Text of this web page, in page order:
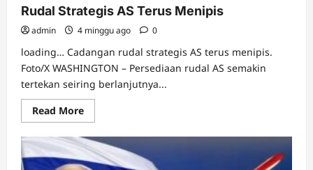
Rudal Strategis AS Terus Menipis
admin 4 minggu ago 0
loading… Cadangan rudal strategis AS terus menipis.
Foto/X WASHINGTON – Persediaan rudal AS semakin
tertekan seiring berlanjutnya...
Read MoreRead
more
Perang
Iran
Kembali